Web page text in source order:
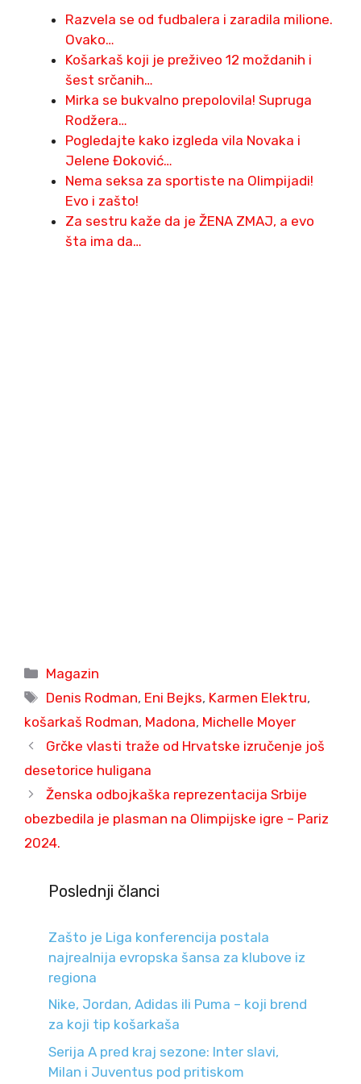
Razvela se od fudbalera i zaradila milione.
Ovako…
Košarkaš koji je preživeo 12 moždanih i
šest srčanih…
Mirka se bukvalno prepolovila! Supruga
Rodžera…
Pogledajte kako izgleda vila Novaka i
Jelene Đoković…
Nema seksa za sportiste na Olimpijadi!
Evo i zašto!
Za sestru kaže da je ŽENA ZMAJ, a evo
šta ima da…
Categories
Magazin
Tags
Denis Rodman, Eni Bejks, Karmen Elektru,
košarkaš Rodman, Madona, Michelle Moyer
Grčke vlasti traže od Hrvatske izručenje još
desetorice huligana
Ženska odbojkaška reprezentacija Srbije
obezbedila je plasman na Olimpijske igre – Pariz
2024.
Poslednji članci
Zašto je Liga konferencija postala
najrealnija evropska šansa za klubove iz
regiona
Nike, Jordan, Adidas ili Puma – koji brend
za koji tip košarkaša
Serija A pred kraj sezone: Inter slavi,
Milan i Juventus pod pritiskom